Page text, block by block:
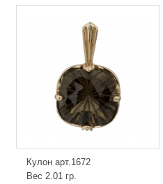
Кулон арт.1672
Вес 2.01 гр.